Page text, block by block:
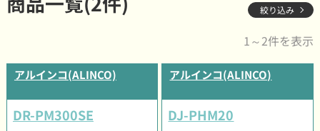
絞り込み
1～2件を表示
アルインコ(ALINCO)
DR-PM300SE
アルインコ(ALINCO)
DJ-PHM20